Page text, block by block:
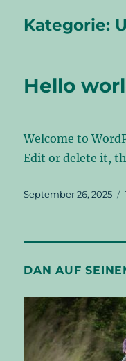
Kategorie:
Hello
Welcome to
Edit or delete it,
Veröffentlicht
September 26, 2025
DAN AUF